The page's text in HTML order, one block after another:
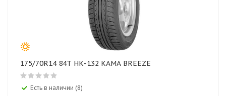
175/70R14 84T НК-132 КАМА BREEZE
Есть в наличии (8)